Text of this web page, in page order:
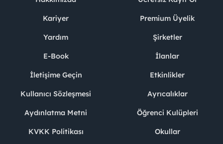
Kariyer
Yardım
E-Book
İletişime Geçin
Kullanıcı Sözleşmesi
Aydınlatma Metni
KVKK Politikası
Premium Üyelik
Şirketler
İlanlar
Etkinlikler
Ayrıcalıklar
Öğrenci Kulüpleri
Okullar